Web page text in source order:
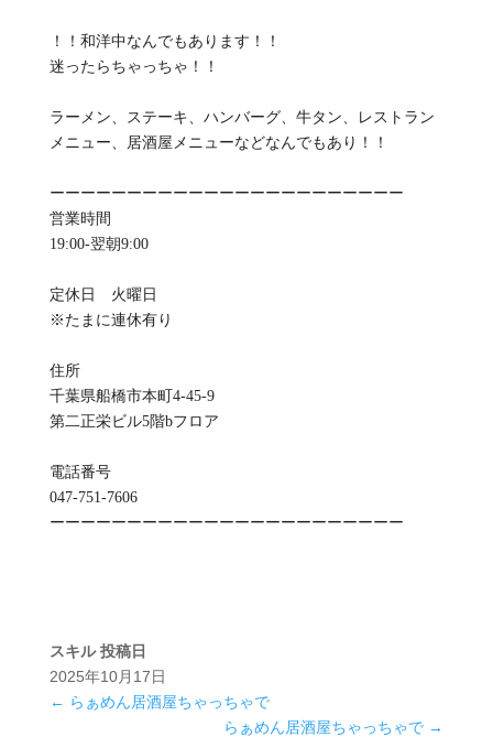
！！和洋中なんでもあります！！
迷ったらちゃっちゃ！！
ラーメン、ステーキ、ハンバーグ、牛タン、レストラン
メニュー、居酒屋メニューなどなんでもあり！！
ーーーーーーーーーーーーーーーーーーーーーーー
営業時間
19:00-翌朝9:00
定休日 火曜日
※たまに連休有り
住所
千葉県船橋市本町4-45-9
第二正栄ビル5階bフロア
電話番号
047-751-7606
ーーーーーーーーーーーーーーーーーーーーーーー
スキル 投稿日
2025年10月17日
← らぁめん居酒屋ちゃっちゃで
らぁめん居酒屋ちゃっちゃで →